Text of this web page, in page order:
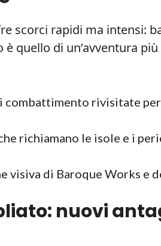
scorci rapidi ma intensi:
quello di un’avventura
combattimento rivisitate
richiamano le isole e i
visiva di Baroque Works e
nuovi